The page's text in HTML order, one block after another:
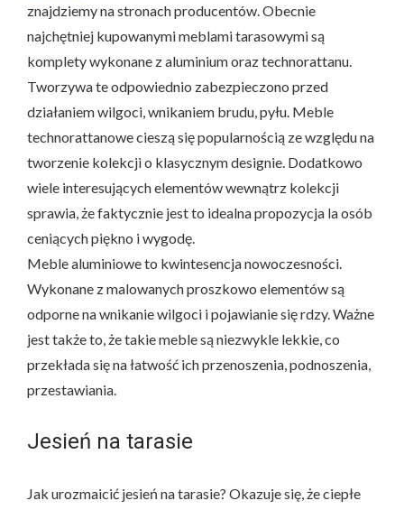
znajdziemy na stronach producentów. Obecnie
najchętniej kupowanymi meblami tarasowymi są
komplety wykonane z aluminium oraz technorattanu.
Tworzywa te odpowiednio zabezpieczono przed
działaniem wilgoci, wnikaniem brudu, pyłu. Meble
technorattanowe cieszą się popularnością ze względu na
tworzenie kolekcji o klasycznym designie. Dodatkowo
wiele interesujących elementów wewnątrz kolekcji
sprawia, że faktycznie jest to idealna propozycja la osób
ceniących piękno i wygodę.
Meble aluminiowe to kwintesencja nowoczesności.
Wykonane z malowanych proszkowo elementów są
odporne na wnikanie wilgoci i pojawianie się rdzy. Ważne
jest także to, że takie meble są niezwykle lekkie, co
przekłada się na łatwość ich przenoszenia, podnoszenia,
przestawiania.
Jesień na tarasie
Jak urozmaicić jesień na tarasie? Okazuje się, że ciepłe